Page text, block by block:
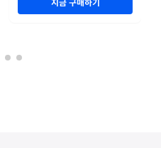
지금 구매하기